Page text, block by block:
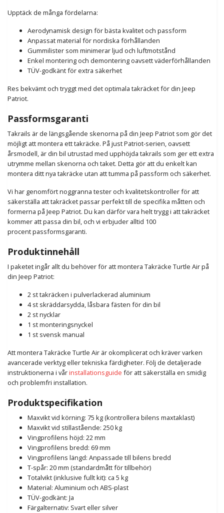
Upptäck de många fördelarna:
Aerodynamisk design för bästa kvalitet och passform
Anpassat material för nordiska förhållanden
Gummilister som minimerar ljud och luftmotstånd
Enkel montering och demontering oavsett väderförhållanden
TÜV-godkänt för extra säkerhet
Res bekvämt och tryggt med det optimala takräcket för din Jeep
Patriot.
Passformsgaranti
Takrails är de längsgående skenorna på din Jeep Patriot som gör det
möjligt att montera ett takräcke. På just Patriot-serien, oavsett
årsmodell, är din bil utrustad med upphöjda takrails som ger ett extra
utrymme mellan skenorna och taket. Detta gör att du enkelt kan
montera ditt nya takräcke utan att tumma på passform och säkerhet.
Vi har genomfört noggranna tester och kvalitetskontroller för att
säkerställa att takräcket passar perfekt till de specifika måtten och
formerna på Jeep Patriot. Du kan därför vara helt trygg i att takräcket
kommer att passa din bil, och vi erbjuder alltid 100
procentpassformsgaranti.
Produktinnehåll
I paketet ingår allt du behöver för att montera Takräcke Turtle Air på
din Jeep Patriot:
2 st takräcken i pulverlackerad aluminium
4 st skräddarsydda, låsbara fästen för din bil
2 st nycklar
1 st monteringsnyckel
1 st svensk manual
Att montera Takräcke Turtle Air är okomplicerat och kräver varken
avancerade verktyg eller tekniska färdigheter. Följ de detaljerade
instruktionerna i vårinstallationsguide för att säkerställa en smidig
och problemfri installation.
Produktspecifikation
Maxvikt vid körning: 75 kg (kontrollera bilens maxtaklast)
Maxvikt vid stillastående: 250 kg
Vingprofilens höjd: 22 mm
Vingprofilens bredd: 69 mm
Vingprofilens längd: Anpassade till bilens bredd
T-spår: 20 mm (standardmått för tillbehör)
Totalvikt (inklusive fullt kit): ca 5 kg
Material: Aluminium och ABS-plast
TÜV-godkänt: Ja
Färgalternativ: Svart eller silver